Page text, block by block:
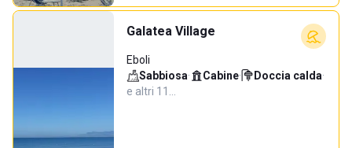
Galatea Village
Eboli
Sabbiosa· Cabine· Doccia calda·
e altri 11…